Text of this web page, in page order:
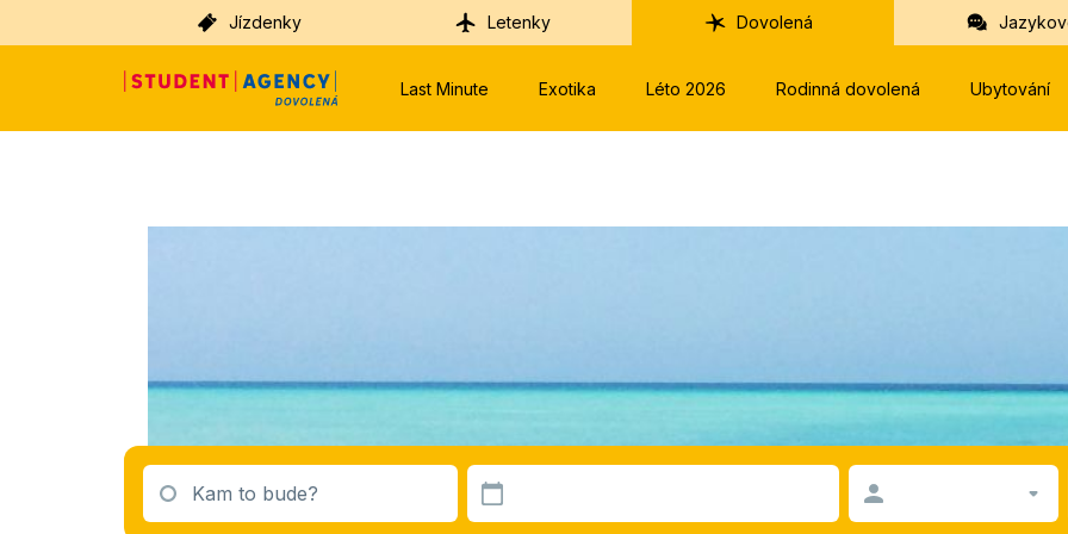
Jízdenky Letenky Dovolená
Last Minute Exotika Léto 2026 Rodinná dovolená Ubytování
Kam to bude?